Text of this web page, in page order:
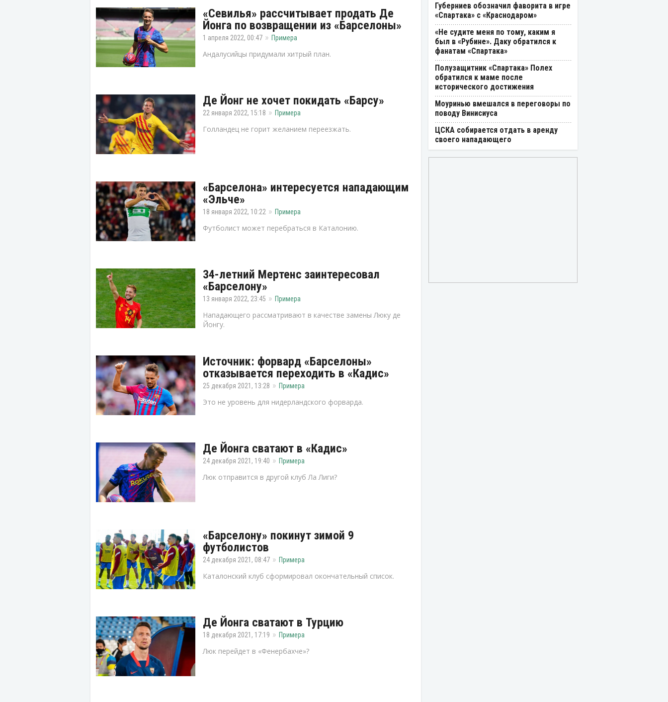
«Севилья» рассчитывает продать Де
Йонга по возвращении из «Барселоны»
1 апреля 2022, 00:47 Примера
Андалусийцы придумали хитрый план.
Де Йонг не хочет покидать «Барсу»
22 января 2022, 15:18 Примера
Голландец не горит желанием переезжать.
«Барселона» интересуется нападающим
«Эльче»
18 января 2022, 10:22 Примера
Футболист может перебраться в Каталонию.
34-летний Мертенс заинтересовал
«Барселону»
13 января 2022, 23:45 Примера
Нападающего рассматривают в качестве замены Люку де
Йонгу.
Источник: форвард «Барселоны»
отказывается переходить в «Кадис»
25 декабря 2021, 13:28 Примера
Это не уровень для нидерландского форварда.
Де Йонга сватают в «Кадис»
24 декабря 2021, 19:40 Примера
Люк отправится в другой клуб Ла Лиги?
«Барселону» покинут зимой 9
футболистов
24 декабря 2021, 08:47 Примера
Каталонский клуб сформировал окончательный список.
Де Йонга сватают в Турцию
18 декабря 2021, 17:19 Примера
Люк перейдет в «Фенербахче»?
Губерниев обозначил фаворита в игре
«Спартака» с «Краснодаром»
«Не судите меня по тому, каким я
был в «Рубине». Даку обратился к
фанатам «Спартака»
Полузащитник «Спартака» Полех
обратился к маме после
исторического достижения
Моуринью вмешался в переговоры по
поводу Винисиуса
ЦСКА собирается отдать в аренду
своего нападающего